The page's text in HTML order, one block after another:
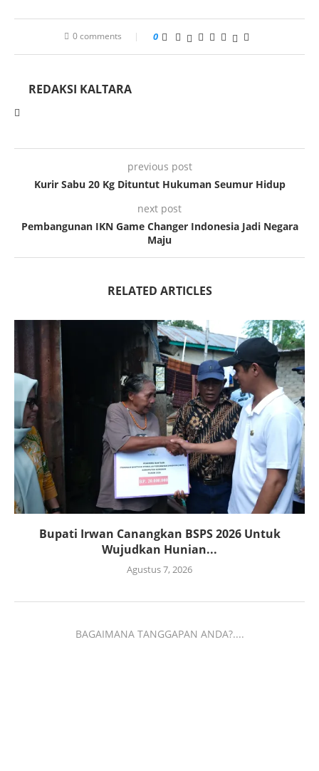
0 comments 0
REDAKSI KALTARA
previous post
Kurir Sabu 20 Kg Dituntut Hukuman Seumur Hidup
next post
Pembangunan IKN Game Changer Indonesia Jadi Negara
Maju
RELATED ARTICLES
Bupati Irwan Canangkan BSPS 2026 Untuk
Wujudkan Hunian...
Agustus 7, 2026
BAGAIMANA TANGGAPAN ANDA?....